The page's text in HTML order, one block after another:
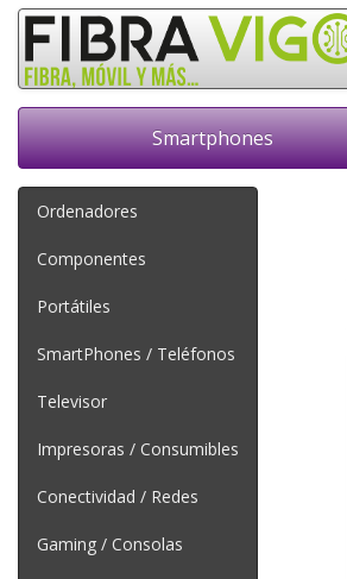
Smartphones
Ordenadores
Componentes
Portátiles
SmartPhones / Teléfonos
Televisor
Impresoras / Consumibles
Conectividad / Redes
Gaming / Consolas